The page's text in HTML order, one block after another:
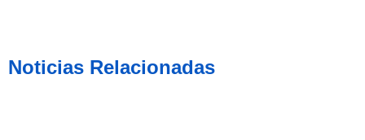
Noticias Relacionadas